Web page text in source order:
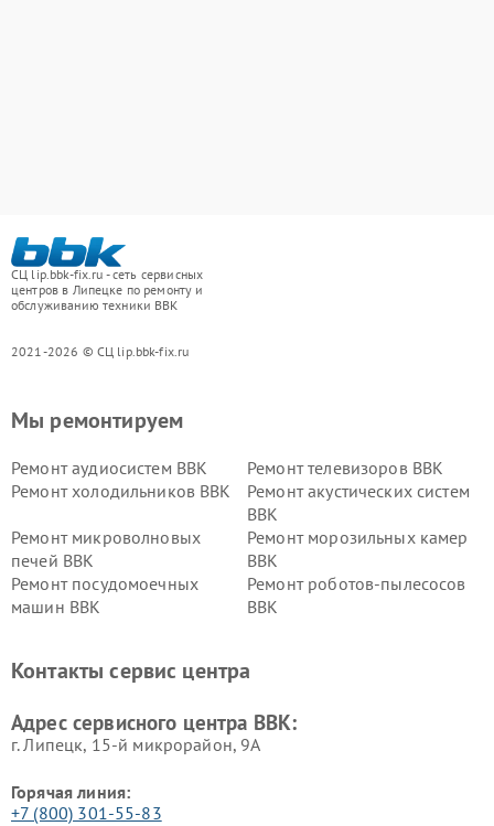
СЦ lip.bbk-fix.ru - сеть сервисных
центров в Липецке по ремонту и
обслуживанию техники BBK
2021-2026 © СЦ lip.bbk-fix.ru
Мы ремонтируем
Ремонт аудиосистем BBK
Ремонт телевизоров BBK
Ремонт холодильников BBK
Ремонт акустических систем
BBK
Ремонт микроволновых
печей BBK
Ремонт морозильных камер
BBK
Ремонт посудомоечных
машин BBK
Ремонт роботов-пылесосов
BBK
Ремонт винных шкафов BBK
Контакты сервис центра
Адрес сервисного центра BBK:
г. Липецк, 15-й микрорайон, 9А
Горячая линия:
+7 (800) 301-55-83